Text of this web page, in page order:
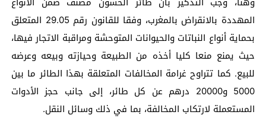
المهددة بالانقراض بالمغرب، وفقا للقانون رقم 29.05 المتعلق
بحماية أنواع النباتات والحيوانات المتوحشة ومراقبة الاتجار فيها،
حيث يمنع منعا كليا أخذه من الطبيعة وحيازته وبيعه وعرضه
للبيع. كما تتراوح غرامة المخالفات المتعلقة بهذا الطائر ما بين
5000 و20000 درهم عن كل طائر، إلى جانب حجز الأدوات
المستعملة لارتكاب المخالفة، بما في ذلك وسائل النقل.